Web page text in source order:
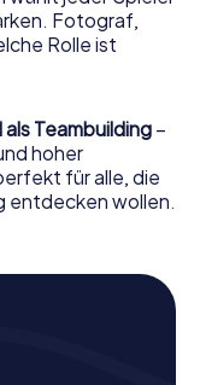
du, dass das
für
dich auf deiner
Entstehung
Fotograf,
Rolle ist
Teambuilding –
hoher
für alle, die
entdecken wollen.